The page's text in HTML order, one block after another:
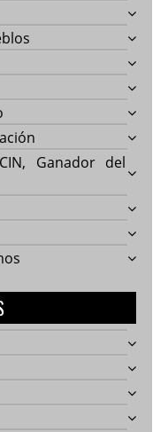
Ganador del